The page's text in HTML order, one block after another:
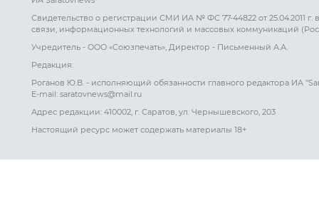
Свидетельство о регистрации СМИ ИА № ФС 77-44822 от 25.04.2011
связи, информационных технологий и массовых коммуникаций
Учредитель - ООО «Союзпечать», Директор - Письменный А.А.
Редакция:
Роганов Ю.В. - исполняющий обязанности главного редактора ИА
E-mail: saratovnews@mail.ru
Адрес редакции: 410002, г. Саратов, ул. Чернышевского, 203
Настоящий ресурс может содержать материалы 18+